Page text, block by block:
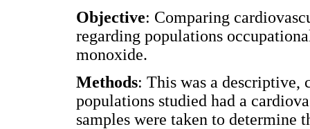
Objective: Comparing
regarding populations
monoxide.
Methods: This was a descriptive,
populations studied had a
samples were taken to determine